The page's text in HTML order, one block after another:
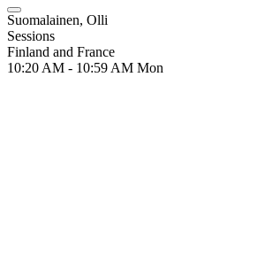
Suomalainen, Olli
Sessions
Finland and France
10:20 AM - 10:59 AM Mon